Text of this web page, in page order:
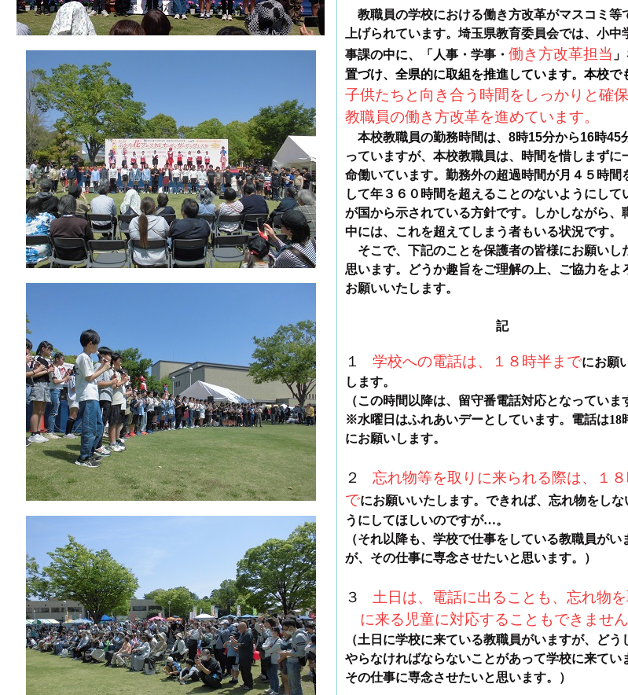
教職員の学校における働き方改革がマスコミ等
上げられています。埼玉県教育委員会では、小中
事課の中に、「人事・学事・ 働き方改革担当
置づけ、全県的に取組を推進しています。本校で
子供たちと向き合う時間をしっかりと確
教職員の働き方改革を進めています。
本校教職員の勤務時間は、 8時15分から16時45
っていますが、本校教職員は、時間を惜しまずに
命働いています。勤務外の超過時間が月４５時間
して年３６０時間を超えることのないようにして
が国から示されている方針です。しかしながら、
中には、これを超えてしまう者もいる状況です。
そこで、下記のことを保護者の皆様にお願いし
思います。どうか趣旨をご理解の上、ご協力をよ
お願いいたします。
記
１ 学校への電話は、１８時半までにお願
します。
（この時間以降は、留守番電話対応となっていま
※水曜日はふれあいデーとしています。電話は18
にお願いします。
２
忘れ物等を取りに来られる際は、１
でにお願いいたします。できれば、忘れ物をしな
うにしてほしいのですが…。
（それ以降も、学校で仕事をしている教職員がい
が、その仕事に専念させたいと思います。）
３ 土 日 は、電話に出ることも、忘れ物
に来る児童に対応することもできませ
（土日に学校に来ている教職員がいますが、どう
やらなければならないことがあって学校に来てい
その仕事に専念させたいと思います。）